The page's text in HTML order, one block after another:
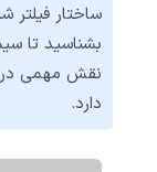
ساختار فیلتر
بشناسید تا
نقش مهمی در
دارد.